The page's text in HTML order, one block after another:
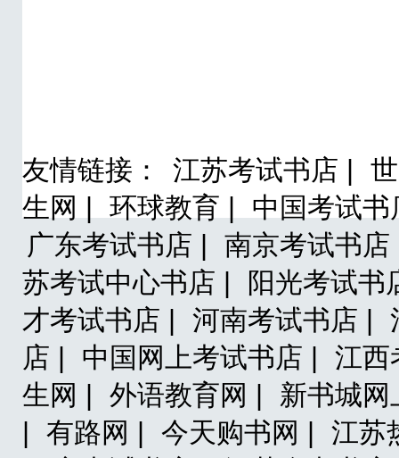
友情链接： 江苏考试书店 |
生网 |
环球教育 |
中国考试
广东考试书店 |
南京考试书
苏考试中心书店 |
阳光考试
才考试书店 |
河南考试书店 |
店 |
中国网上考试书店 |
江
生网 |
外语教育网 |
新书城
有路网 | 今天购书网 |
江苏